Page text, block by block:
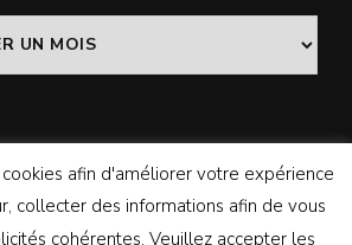
SWELLADDICTION | Le blog. Tous
Vilva | Développé parBlossom
afin d'améliorer votre expérience
collecter des informations afin de vous
cohérentes. Veuillez accepter les